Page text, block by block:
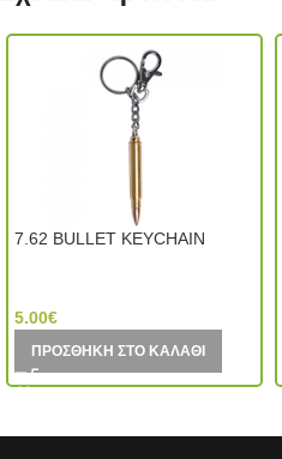
7.62 BULLET KEYCHAIN
5.00€
ΠΡΟΣΘΉΚΗ ΣΤΟ ΚΑΛΆΘΙ